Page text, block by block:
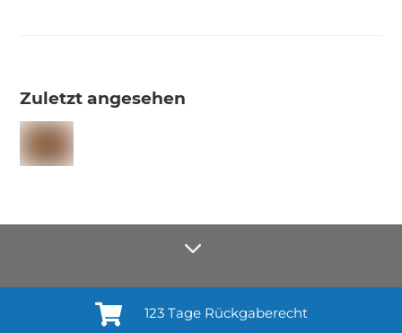
Zuletzt angesehen
Anmelden¹
123 Tage Rückgaberecht